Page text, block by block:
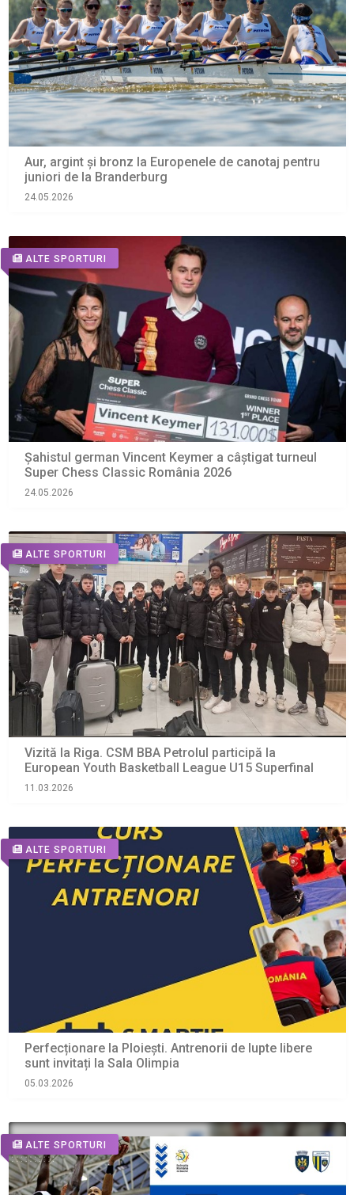
Aur, argint și bronz la Europenele de canotaj pentru
juniori de la Branderburg
24.05.2026
ALTE SPORTURI
Șahistul german Vincent Keymer a câștigat turneul
Super Chess Classic România 2026
24.05.2026
ALTE SPORTURI
Vizită la Riga. CSM BBA Petrolul participă la
European Youth Basketball League U15 Superfinal
11.03.2026
ALTE SPORTURI
Perfecționare la Ploiești. Antrenorii de lupte libere
sunt invitați la Sala Olimpia
05.03.2026
ALTE SPORTURI